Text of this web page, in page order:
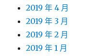
2019 年 4 月
2019 年 3 月
2019 年 2 月
2019 年 1 月